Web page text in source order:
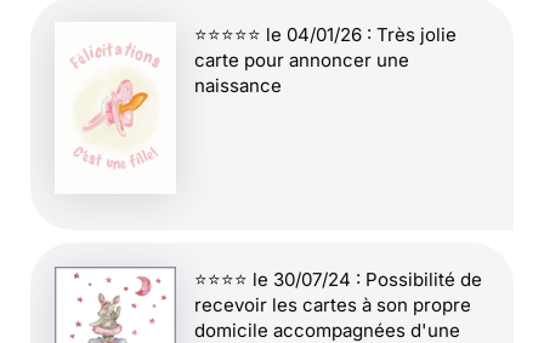
⭐⭐⭐⭐⭐ le 04/01/26 : Très jolie
carte pour annoncer une
naissance
⭐⭐⭐⭐ le 30/07/24 : Possibilité de
recevoir les cartes à son propre
domicile accompagnées d'une